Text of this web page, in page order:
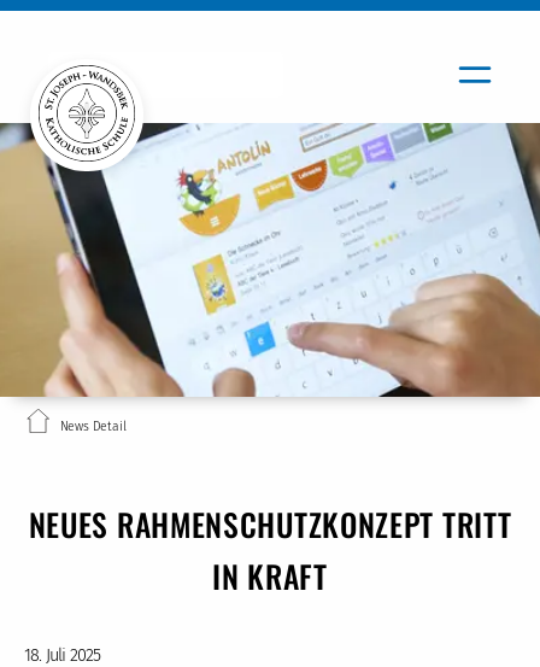
News Detail
NEUES RAHMENSCHUTZKONZEPT TRITT
IN KRAFT
18. Juli 2025